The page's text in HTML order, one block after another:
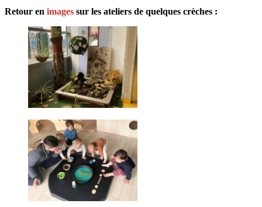
Retour en images sur les ateliers de quelques crèches :